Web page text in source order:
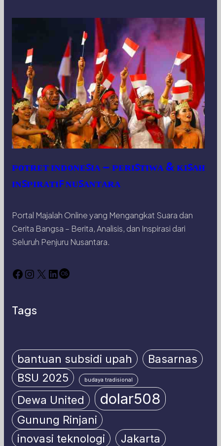
ᴘᴏᴛʀᴇᴛ ɪɴᴅᴏɴᴇꜱɪᴀ – ᴘᴇʀɪꜱᴛɪᴡᴀ & ᴋɪꜱᴀʜ
ɪɴꜱᴘɪʀᴀᴛɪꜰ ɴᴜꜱᴀɴᴛᴀʀᴀ
Portal Majalah Online yang Mengangkat Suara dan
Cerita Bangsa – Berita, Analisis, dan Inspirasi dari
Seluruh Penjuru Nusantara.
Facebook Instagram X LinkedIn Last.fm
Tags
bantuan subsidi upah
Basarnas
BSU 2025
budaya tradisional
Dewa United dolar508
Gunung Rinjani
inovasi teknologi
Jakarta